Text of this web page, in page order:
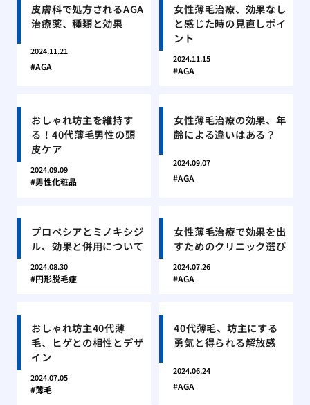
皮膚科で処方されるAGA
治療薬、種類と効果
2024.11.21
AGA
女性薄毛治療、効果なし
と感じた時の見直しポイ
ント
2024.11.15
AGA
おしゃれ坊主を維持す
る！40代薄毛男性の頭
皮ケア
2024.09.09
男性化粧品
女性薄毛治療の効果、年
齢による違いはある？
2024.09.07
AGA
プロペシアとミノキシジ
ル、効果と併用について
2024.08.30
円形脱毛症
女性薄毛治療で効果を出
すためのクリニック選び
2024.07.26
AGA
おしゃれ坊主40代薄
毛、ヒゲとの相性とデザ
イン
2024.07.05
薄毛
40代薄毛、坊主にする
勇気と得られる解放感
2024.06.24
AGA